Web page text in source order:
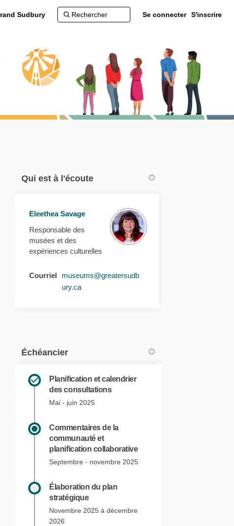
Sudbury Se connecter S'inscrire
Sudbury sur Facebook
Sudbury sur Twitter
Grand Sudbury sur Linkedin
du Grand Sudbury lien
Qui est à l'écoute
Eleethea Savage
Responsable des
musées et des
expériences culturelles
Courriel
museums@greatersudb
ury.ca(Liens externes)
Échéancier
Planification et calendrier
des consultations
Mai - juin 2025
Commentaires de la
communauté et
planification collaborative
Septembre - novembre 2025
Élaboration du plan
stratégique
Novembre 2025 à décembre
2026